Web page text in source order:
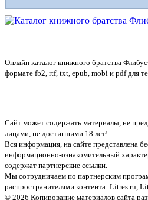
Онлайн каталог книжного братства
формате fb2, rtf, txt, epub, mobi и pdf для
Сайт может содержать материалы, не
лицами, не достигшими 18 лет!
Вся информация, на сайте представлена
информационно-ознакомительный
содержат партнерские ссылки.
Мы сотрудничаем по партнерским
распространителями контента: Litres.ru,
© 2026 Копирование материалов сайта